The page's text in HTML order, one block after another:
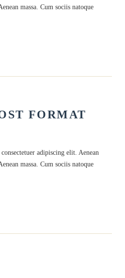
massa. Cum sociis natoque
FORMAT
adipiscing elit. Aenean
massa. Cum sociis natoque